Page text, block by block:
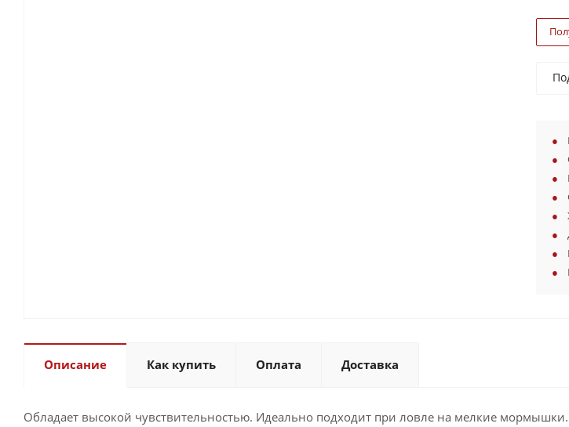
Описание Как купить Оплата Доставка
Обладает высокой чувствительностью. Идеально подходит при ловле на мелкие